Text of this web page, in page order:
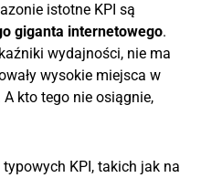
istotne KPI są
giganta internetowego.
wydajności, nie ma
wysokie miejsca w
A kto tego nie osiągnie,
KPI, takich jak na